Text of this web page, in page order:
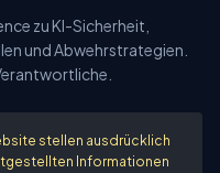
zu KI-Sicherheit,
und Abwehrstrategien.
stellen ausdrücklich
Informationen